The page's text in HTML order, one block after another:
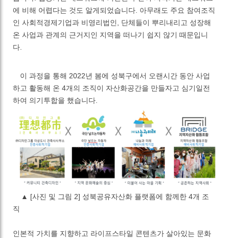
에 비해 어렵다는 것도 알게되었습니다. 아무래도 주요 참여조직
인 사회적경제기업과 비영리법인, 단체들이 뿌리내리고 성장해
온 사업과 관계의 근거지인 지역을 떠나기 쉽지 않기 때문입니
다.
이 과정을 통해 2022년 봄에 성북구에서 오랜시간 동안 사업
하고 활동해 온4개의 조직이 자산화공간을 만들자고 심기일전
하여 의기투합을 했습니다.
▲ [사진 및 그림 2] 성북공유자산화 플랫폼에 함께한 4개 조
직
인본적 가치를 지향하고 라이프스타일 콘텐츠가 살아있는 문화